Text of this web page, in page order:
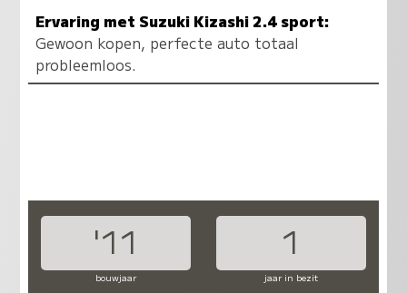
Ervaring met Suzuki Kizashi 2.4 sport:
Gewoon kopen, perfecte auto totaal
probleemloos.
'11 1
bouwjaar jaar in bezit